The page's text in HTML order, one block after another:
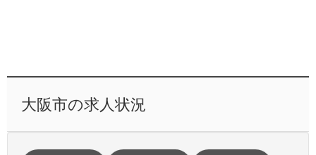
大阪市の求人状況